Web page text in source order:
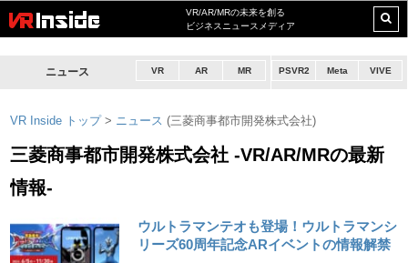
VR/AR/MRの未来を創る
ビジネスニュースメディア
ニュース VR AR MR PSVR2 Meta VIVE
VR Inside トップ > ニュース (三菱商事都市開発株式会社)
三菱商事都市開発株式会社 -VR/AR/MRの最新
情報-
ウルトラマンテオも登場！ウルトラマンシ
リーズ60周年記念ARイベントの情報解禁